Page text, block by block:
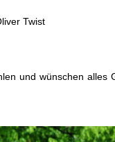
Twist
und wünschen alles